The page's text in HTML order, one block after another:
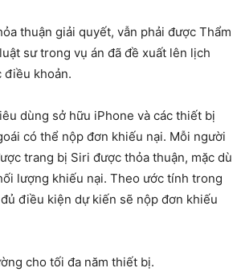
thuận giải quyết, vẫn phải được Thẩm
sư trong vụ án đã đề xuất lên lịch
điều khoản.
dùng sở hữu iPhone và các thiết bị
có thể nộp đơn khiếu nại. Mỗi người
trang bị Siri được thỏa thuận, mặc dù
lượng khiếu nại. Theo ước tính trong
điều kiện dự kiến ​​sẽ nộp đơn khiếu
cho tối đa năm thiết bị.